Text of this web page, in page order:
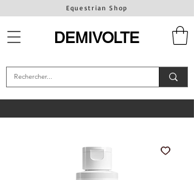
Equestrian Shop
DEMIVOLTE